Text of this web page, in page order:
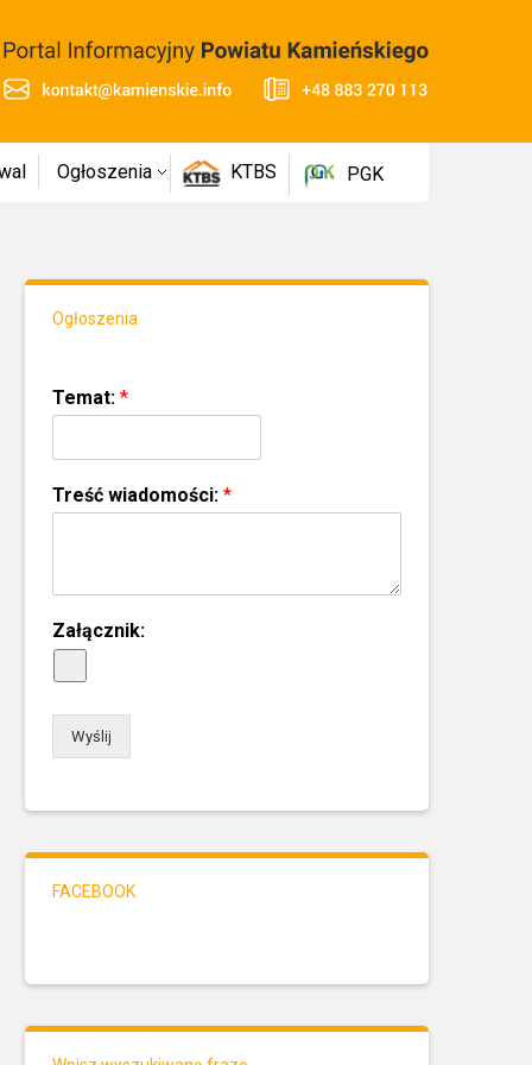
Ogłoszenia KTBS PGK
Ogłoszenia
Temat: *
Treść wiadomości: *
Załącznik:
Wyślij
FACEBOOK